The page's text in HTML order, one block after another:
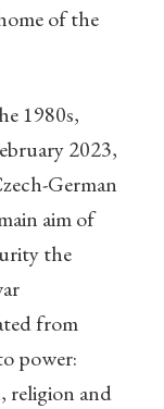
of the
1980s,
2023,
German
aim of
the
from
power:
religion and